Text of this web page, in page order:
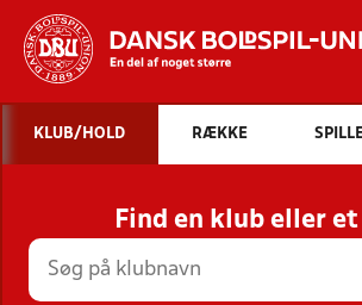
Hvad
INDHOLD
STILLINGER, RESULTATER,
HOLD
KLUB/HOLD RÆKKE
Find en klub eller et